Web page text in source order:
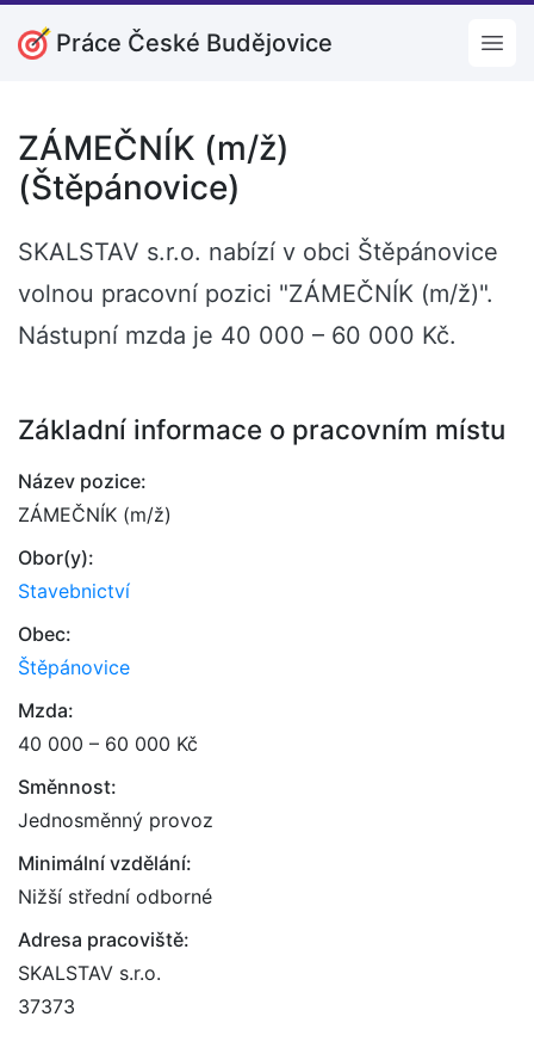
Práce České Budějovice
ZÁMEČNÍK (m/ž)
(Štěpánovice)
SKALSTAV s.r.o. nabízí v obci Štěpánovice
volnou pracovní pozici "ZÁMEČNÍK (m/ž)".
Nástupní mzda je 40 000 – 60 000 Kč.
Základní informace o pracovním místu
Název pozice:
ZÁMEČNÍK (m/ž)
Obor(y):
Stavebnictví
Obec:
Štěpánovice
Mzda:
40 000 – 60 000 Kč
Směnnost:
Jednosměnný provoz
Minimální vzdělání:
Nižší střední odborné
Adresa pracoviště:
SKALSTAV s.r.o.
37373